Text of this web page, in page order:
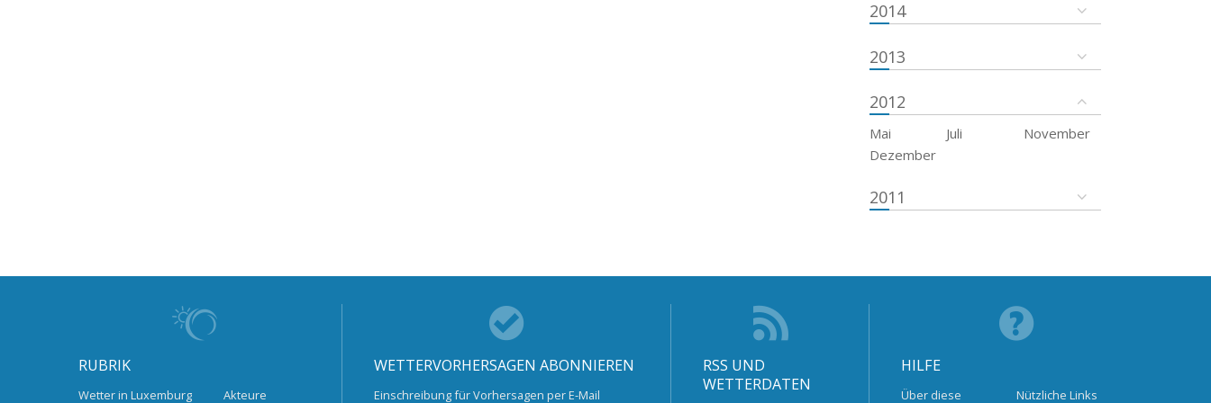
2014
2013
2012
Mai Juli
November
Dezember
2011
RUBRIK
Wetter in Luxemburg Akteure
WETTERVORHERSAGEN ABONNIEREN
Einschreibung für Vorhersagen per E-Mail
RSS UND
WETTERDATEN
HILFE
Über diese Nützliche Links